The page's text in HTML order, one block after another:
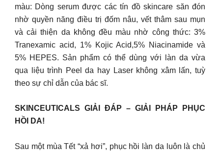
màu: Dòng serum được các tín đồ skincare săn đón
nhờ quyền năng điều trị đốm nâu, vết thâm sau mụn
và cải thiện da không đều màu nhờ công thức: 3%
Tranexamic acid, 1% Kojic Acid,5% Niacinamide và
5% HEPES. Sản phẩm có thể dùng với làn da vừa
qua liệu trình Peel da hay Laser không xâm lấn, tuỳ
theo sự chỉ dẫn của bác sĩ.
SKINCEUTICALS GIẢI ĐÁP – GIẢI PHÁP PHỤC
HỒI DA!
Sau một mùa Tết “xả hơi”, phục hồi làn da luôn là chủ